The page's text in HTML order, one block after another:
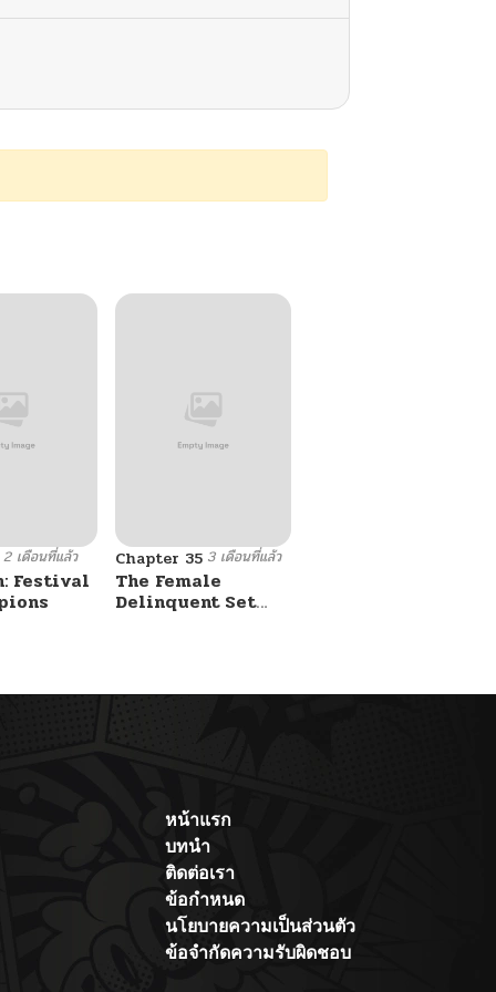
2 เดือนที่แล้ว
Festival
Chapter 35 3 เดือนที่แล้ว
The Female
Delinquent Set
หน้าแรก
บทนำ
ติดต่อเรา
ข้อกำหนด
นโยบายความเป็นส่วนตัว
ข้อจำกัดความรับผิดชอบ